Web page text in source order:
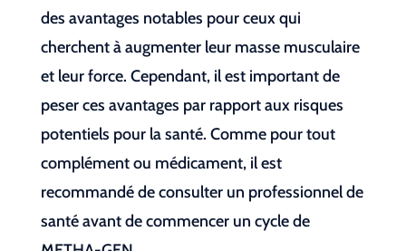
des avantages notables pour ceux qui
cherchent à augmenter leur masse musculaire
et leur force. Cependant, il est important de
peser ces avantages par rapport aux risques
potentiels pour la santé. Comme pour tout
complément ou médicament, il est
recommandé de consulter un professionnel de
santé avant de commencer un cycle de